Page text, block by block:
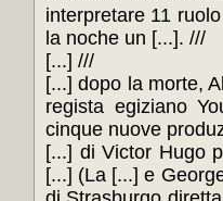
interpretare 11
la noche un [...]. ///
[...] ///
[...] dopo la morte,
regista egiziano
cinque nuove
[...] di Victor Hugo
[...] (La [...] e